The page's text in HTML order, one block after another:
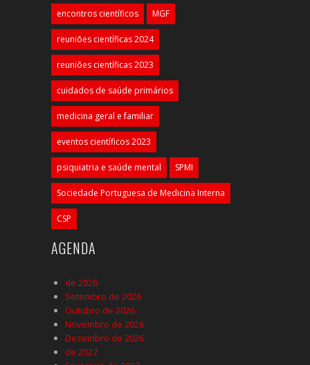
encontros científicos MGF
reuniões científicas 2024
reuniões científicas 2023
cuidados de saúde primários
medicina geral e familiar
eventos científicos 2023
psiquiatria e saúde mental SPMI
Sociedade Portuguesa de Medicina Interna
CSP
AGENDA
de 2026
Setembro de 2026
Outubro de 2026
Novembro de 2026
Dezembro de 2026
de 2027